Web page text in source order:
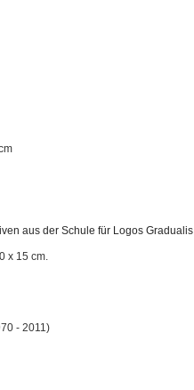
aus der Schule für Logos
x 15 cm.
- 2011)